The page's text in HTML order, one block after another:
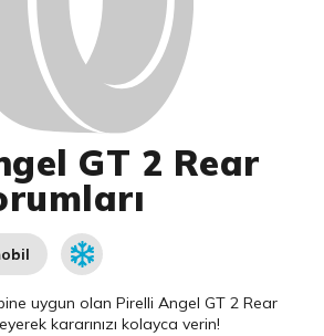
GT 2 Rear
uygun olanPirelli Angel GT 2 Rear
kararınızı kolayca verin!